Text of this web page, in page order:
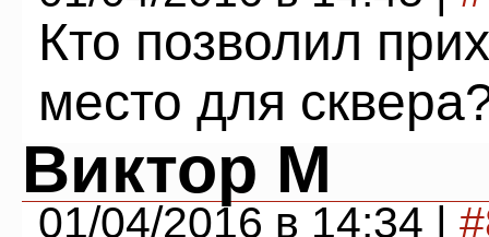
Кто позволил
место для
Виктор М
01/04/2016 в 14:34 |